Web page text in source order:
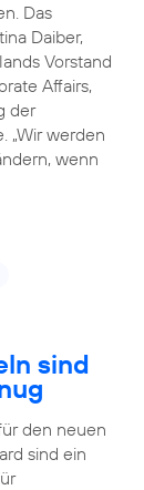
Das
Daiber,
Vorstand
Affairs,
der
„Wir werden
wenn
sind
den neuen
sind ein